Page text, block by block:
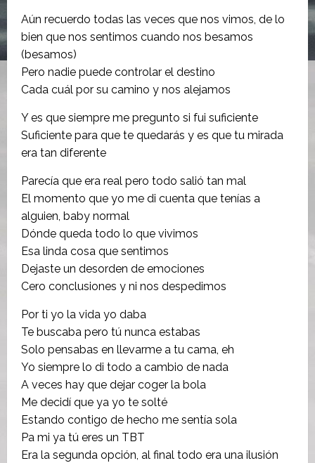
Aún recuerdo todas las veces que nos vimos, de lo
bien que nos sentimos cuando nos besamos
(besamos)
Pero nadie puede controlar el destino
Cada cuál por su camino y nos alejamos
Y es que siempre me pregunto si fui suficiente
Suficiente para que te quedarás y es que tu mirada
era tan diferente
Parecía que era real pero todo salió tan mal
El momento que yo me di cuenta que tenías a
alguien, baby normal
Dónde queda todo lo que vivimos
Esa linda cosa que sentimos
Dejaste un desorden de emociones
Cero conclusiones y ni nos despedimos
Por ti yo la vida yo daba
Te buscaba pero tú nunca estabas
Solo pensabas en llevarme a tu cama, eh
Yo siempre lo di todo a cambio de nada
A veces hay que dejar coger la bola
Me decidí que ya yo te solté
Estando contigo de hecho me sentía sola
Pa mi ya tú eres un TBT
Era la segunda opción, al final todo era una ilusión